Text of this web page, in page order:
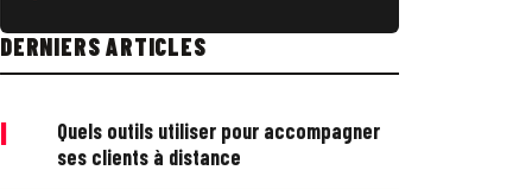
DERNIERS ARTICLES
|
Quels outils utiliser pour accompagner
ses clients à distance